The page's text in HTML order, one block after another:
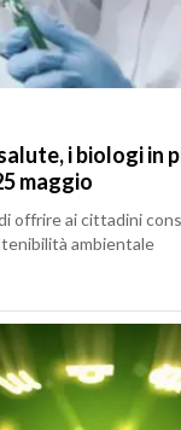
i biologi in
maggio
offrire ai cittadini
ambientale